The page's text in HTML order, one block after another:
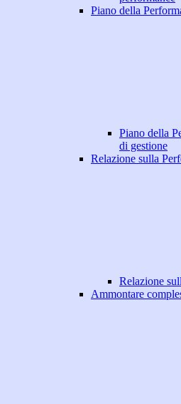
Piano della
Piano della
di gestione
Relazione sulla
Relazione
Ammontare